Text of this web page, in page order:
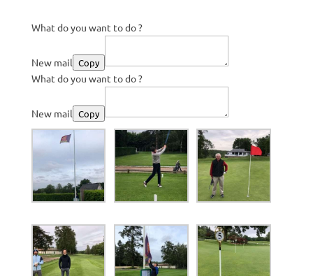
What do you want to do ?
New mail Copy
What do you want to do ?
New mail Copy